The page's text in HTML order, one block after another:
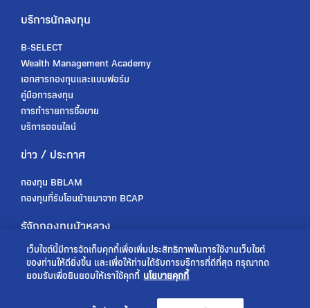
บริการนักลงทุน
B-SELECT
Wealth Management Academy
เอกสารกองทุนและแบบฟอร์ม
คู่มือการลงทุน
การทำรายการซื้อขาย
บริการออนไลน์
ข่าว / ประกาศ
กองทุน BBLAM
กองทุนที่รับโอนย้ายมาจาก BCAP
รู้จักกองทุนบัวหลวง
เกี่ยวกับเรา
การกำกับดูแล
เว็บไซต์นี้มีการจัดเก็บคุกกี้เพื่อเพิ่มประสิทธิภาพในการใช้งานเว็บไซต์
ของท่านให้ดียิ่งขึ้น และเพื่อให้ท่านได้รับการบริการที่ดีที่สุด กรุณากด
ยอมรับเพื่อยินยอมให้เราใช้คุกกี้ นโยบายคุกกี้